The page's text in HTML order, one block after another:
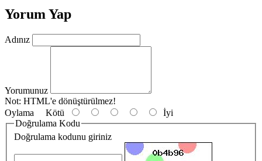
Yorum Yap
Adınız
Yorumunuz
Not: HTML'e dönüştürülmez!
Oylama Kötü
İyi
Doğrulama Kodu
Doğrulama kodunu giriniz